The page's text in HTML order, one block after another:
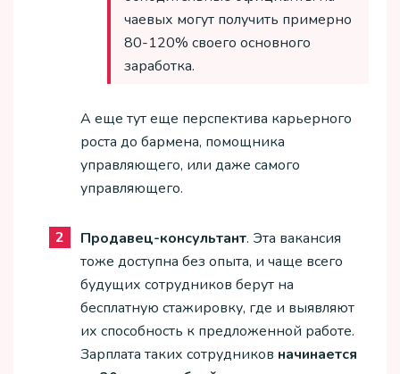
чаевых могут получить примерно
80-120% своего основного
заработка.
А еще тут еще перспектива карьерного
роста до бармена, помощника
управляющего, или даже самого
управляющего.
Продавец-консультант. Эта вакансия
тоже доступна без опыта, и чаще всего
будущих сотрудников берут на
бесплатную стажировку, где и выявляют
их способность к предложенной работе.
Зарплата таких сотрудников начинается